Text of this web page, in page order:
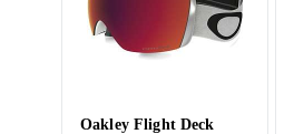
Oakley Flight Deck